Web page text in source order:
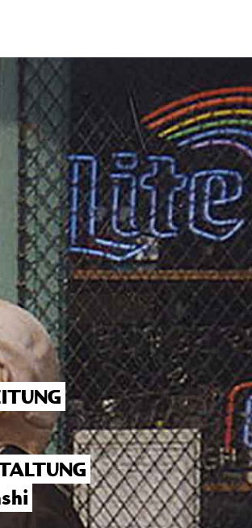
wordpress/wp-